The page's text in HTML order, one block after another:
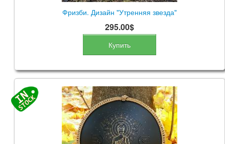
Фризби. Дизайн "Утренняя звезда"
295.00$
Купить